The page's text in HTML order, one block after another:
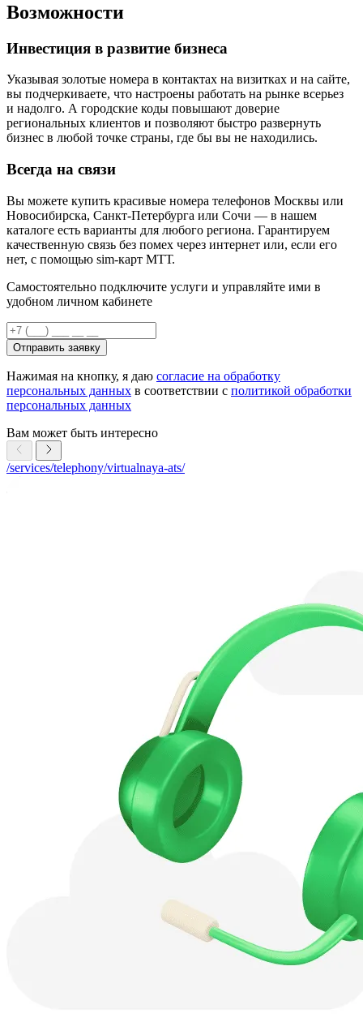
Возможности
Инвестиция в развитие бизнеса
Указывая золотые номера в контактах на визитках и на сайте,
вы подчеркиваете, что настроены работать на рынке всерьез
и надолго. А городские коды повышают доверие
региональных клиентов и позволяют быстро развернуть
бизнес в любой точке страны, где бы вы не находились.
Всегда на связи
Вы можете купить красивые номера телефонов Москвы или
Новосибирска, Санкт-Петербурга или Сочи — в нашем
каталоге есть варианты для любого региона. Гарантируем
качественную связь без помех через интернет или, если его
нет, с помощью sim-карт МТТ.
Самостоятельно подключите услуги и управляйте ими в
удобном личном кабинете
Отправить заявку
Нажимая на кнопку, я даю согласие на обработку
персональных данных в соответствии с политикой обработки
персональных данных
Вам может быть интересно
/services/telephony/virtualnaya-ats/